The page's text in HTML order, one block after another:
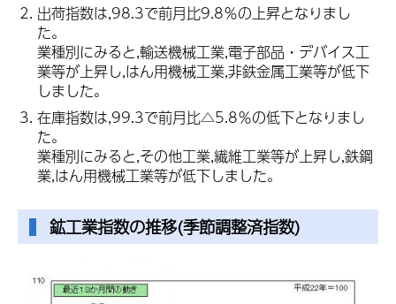
出荷指数は,98.3で前月比9.8％の上昇となりまし
た。
業種別にみると,輸送機械工業,電子部品・デバイス工
業等が上昇し,はん用機械工業,非鉄金属工業等が低下
しました。
在庫指数は,99.3で前月比△5.8％の低下となりまし
た。
業種別にみると,その他工業,繊維工業等が上昇し,鉄鋼
業,はん用機械工業等が低下しました。
鉱工業指数の推移(季節調整済指数)